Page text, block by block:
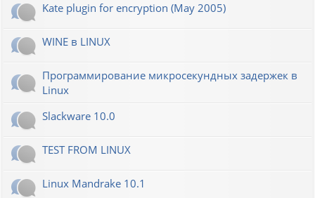
Kate plugin for encryption (May 2005)
WINE в LINUX
Программирование микросекундных задержек в
Linux
Slackware 10.0
TEST FROM LINUX
Linux Mandrake 10.1